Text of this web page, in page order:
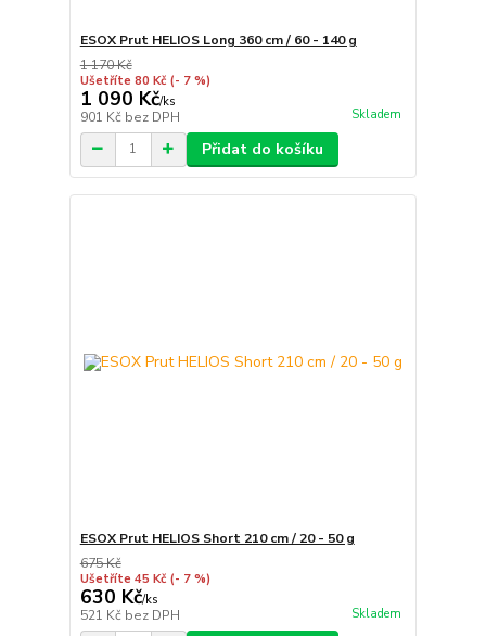
ESOX Prut HELIOS Long 360 cm / 60 - 140 g
1 170 Kč
Ušetříte 80 Kč (- 7 %)
1 090 Kč/ks
901 Kč bez DPH Skladem
Přidat do košíku
ESOX Prut HELIOS Short 210 cm / 20 - 50 g
675 Kč
Ušetříte 45 Kč (- 7 %)
630 Kč/ks
521 Kč bez DPH Skladem